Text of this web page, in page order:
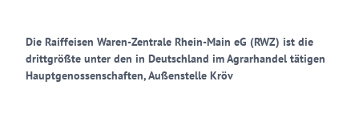
Die Raiffeisen Waren-Zentrale Rhein-Main eG (RWZ) ist die
drittgrößte unter den in Deutschland im Agrarhandel tätigen
Hauptgenossenschaften, Außenstelle Kröv